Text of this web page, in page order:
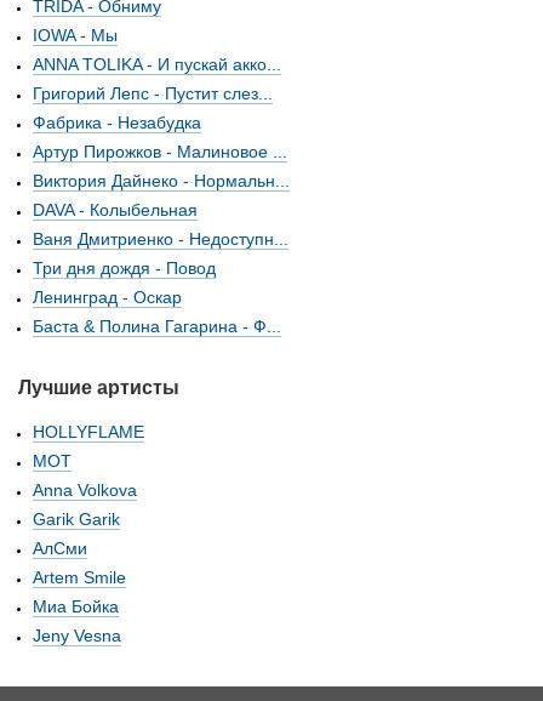
TRIDA - Обниму
IOWA - Мы
ANNA TOLIKA - И пускай акко...
Григорий Лепс - Пустит слез...
Фабрика - Незабудка
Артур Пирожков - Малиновое ...
Виктория Дайнеко - Нормальн...
DAVA - Колыбельная
Ваня Дмитриенко - Недоступн...
Три дня дождя - Повод
Ленинград - Оскар
Баста & Полина Гагарина - Ф...
Лучшие артисты
HOLLYFLAME
МОТ
Anna Volkova
Garik Garik
АлСми
Artem Smile
Миа Бойка
Jeny Vesna